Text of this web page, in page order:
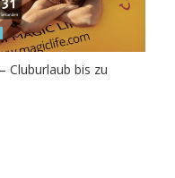
Cluburlaub bis zu